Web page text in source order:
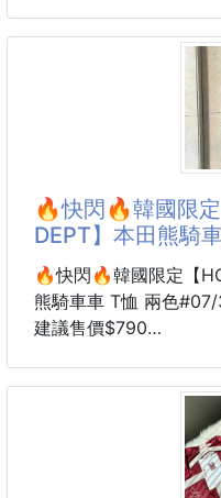
點，稍微整理包型，又
除了編織提把，還附有
切換，通勤、逛街、旅
越簡單越耐看的一款！
胸前小小的小飛人刺繡
低調但一眼就有品牌感
不會太花、也不會太素
黑色、白色兩款都是衣
黑色顯瘦又好搭
白色乾淨清爽，夏天穿
版型是基本短袖T版型
喜歡合身一點可以照平
喜歡寬鬆感可以拿大一
🔥快閃🔥韓國限
DEPT】本田熊騎
🔥快閃🔥韓國限定【
熊騎車車 T恤 兩色
建議售價$790
韓國限定 HONDA 本田
這款真的可愛又有復古
胸前是戴墨鏡的熊熊騎